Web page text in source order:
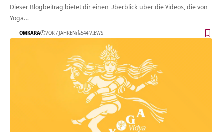
Dieser Blogbeitrag bietet dir einen Überblick über die Videos, die von
Yoga…
OMKARA VOR 7 JAHREN 544 VIEWS